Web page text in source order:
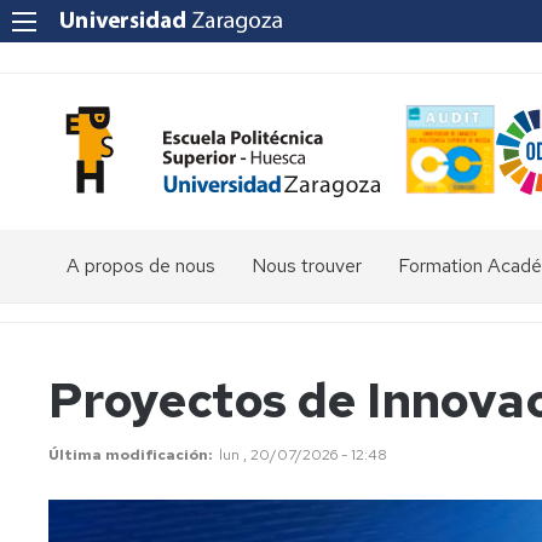
A propos de nous Nous trouver Formation
Proyectos de
Última modificación lun , 20/07/2026 - 12:48